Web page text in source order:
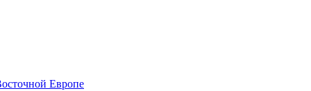
Европе